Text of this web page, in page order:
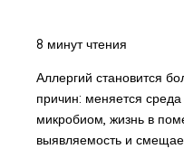
8 минут чтения
Аллергий становится
причин: меняется
микробиом, жизнь в
выявляемость и